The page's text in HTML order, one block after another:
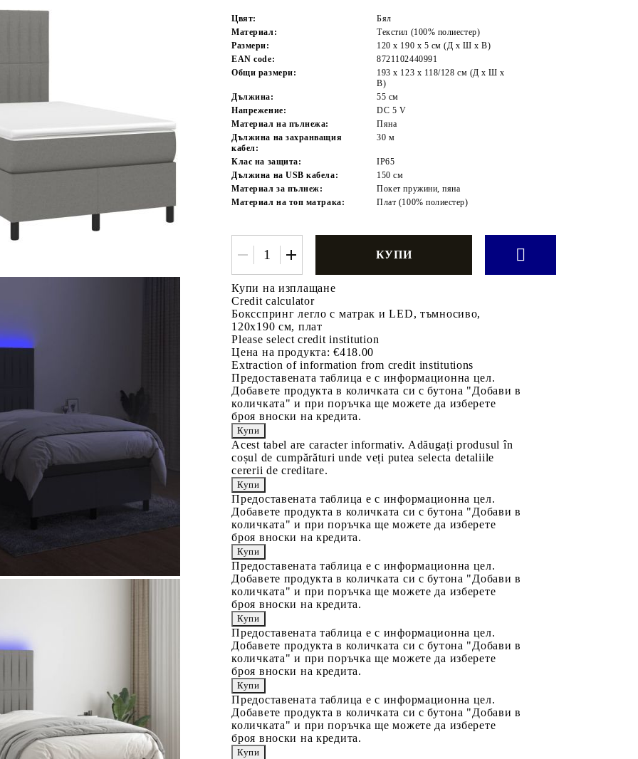
Цвят:
Бял
Материал:
Текстил (100% полиестер)
Размери:
120 x 190 x 5 см (Д x Ш x В)
EAN code:
8721102440991
Общи размери:
193 x 123 x 118/128 см (Д x Ш x
В)
Дължина:
55 см
Напрежение:
DC 5 V
Материал на пълнежа:
Пяна
Дължина на захранващия
кабел:
30 м
Клас на защита:
IP65
Дължина на USB кабела:
150 см
Материал за пълнеж:
Покет пружини, пяна
Материал на топ матрака:
Плат (100% полиестер)
Купи на изплащане
Credit calculator
Боксспринг легло с матрак и LED, тъмносиво,
120x190 см, плат
Please select credit institution
Цена на продукта: €418.00
Extraction of information from credit institutions
Предоставената таблица е с информационна цел.
Добавете продукта в количката си с бутона "Добави в
количката" и при поръчка ще можете да изберете
броя вноски на кредита.
Acest tabel are caracter informativ. Adăugați produsul în
coșul de cumpărături unde veți putea selecta detaliile
cererii de creditare.
Предоставената таблица е с информационна цел.
Добавете продукта в количката си с бутона "Добави в
количката" и при поръчка ще можете да изберете
броя вноски на кредита.
Предоставената таблица е с информационна цел.
Добавете продукта в количката си с бутона "Добави в
количката" и при поръчка ще можете да изберете
броя вноски на кредита.
Предоставената таблица е с информационна цел.
Добавете продукта в количката си с бутона "Добави в
количката" и при поръчка ще можете да изберете
броя вноски на кредита.
Предоставената таблица е с информационна цел.
Добавете продукта в количката си с бутона "Добави в
количката" и при поръчка ще можете да изберете
броя вноски на кредита.